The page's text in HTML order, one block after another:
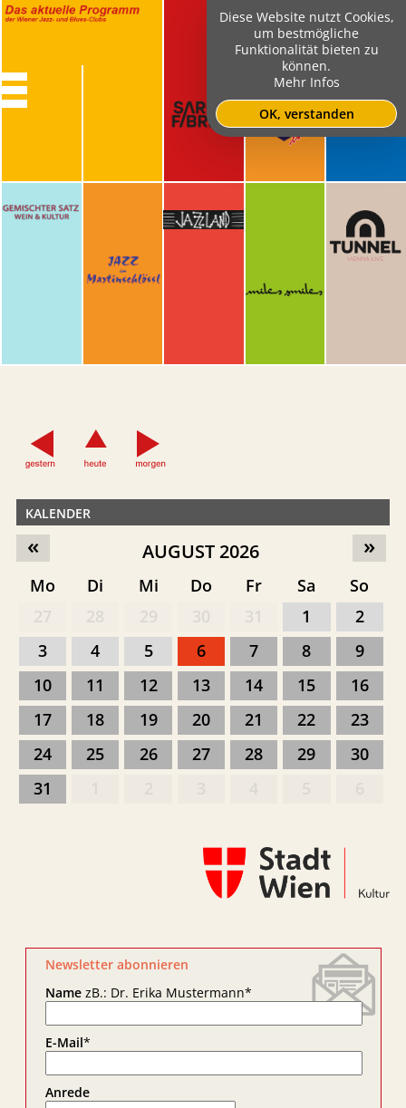
KALENDER
»
« AUGUST 2026
Mo Di Mi Do Fr Sa
So
1
2
3
4 5 6 7 8
9
10
11 12 13 14 15
16
17
18 19 20 21 22
23
24
25 26 27 28 29
30
31
Newsletter abonnieren
NamezB.: Dr. Erika Mustermann*
E-Mail*
Anrede
Diese Website nutzt Cookies,
um bestmögliche
Funktionalität bieten zu
können.
Mehr Infos
OK, verstanden